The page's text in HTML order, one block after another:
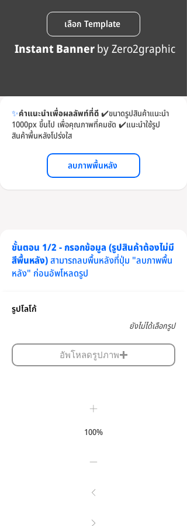
เลือก Template
Instant Bannerby Zero2graphic
✨คำแนะนำเพื่อผลลัพท์ที่ดี✔️ขนาดรูปสินค้าแนะนำ
1000px ขึ้นไป เพื่อคุณภาพที่คมชัด ✔️แนะนำใช้รูป
สินค้าพื้นหลังโปร่งใส
ลบภาพพื้นหลัง
ขั้นตอน 1/2 - กรอกข้อมูล (รูปสินค้าต้องไม่มี
สีพื้นหลัง)สามารถลบพื้นหลังที่ปุ่ม "ลบภาพพื้น
หลัง" ก่อนอัพโหลดรูป
รูปโลโก้
ยังไม่ได้เลือกรูป
อัพโหลดรูปภาพ
100%